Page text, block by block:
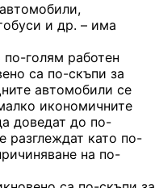
и др. – има
голям работен
са по-скъпи за
автомобили се
икономичните
доведат до по-
разглеждат като по-
на по-